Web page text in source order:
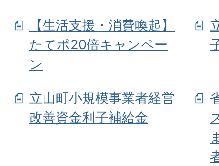
【生活支援・消費喚起】
たてポ20倍キャンペー
ン
立山町小規模事業者経営
改善資金利子補給金